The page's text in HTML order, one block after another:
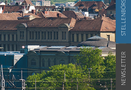
STELLENBÖRSE
NEWSLETTER